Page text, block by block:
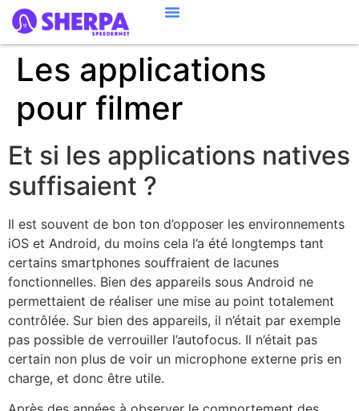
Les applications
pour filmer
Et si les applications natives
suffisaient ?
Il est souvent de bon ton d’opposer les environnements
iOS et Android, du moins cela l’a été longtemps tant
certains smartphones souffraient de lacunes
fonctionnelles. Bien des appareils sous Android ne
permettaient de réaliser une mise au point totalement
contrôlée. Sur bien des appareils, il n’était par exemple
pas possible de verrouiller l’autofocus. Il n’était pas
certain non plus de voir un microphone externe pris en
charge, et donc être utile.